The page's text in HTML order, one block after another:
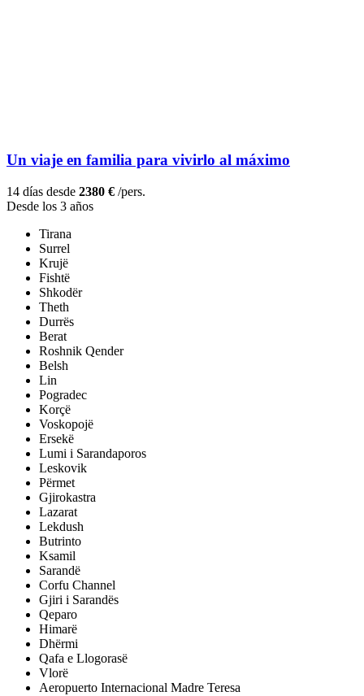
Un viaje en familia para vivirlo al máximo
14 días desde 2380 € /pers.
Desde los 3 años
Tirana
Surrel
Krujë
Fishtë
Shkodër
Theth
Durrës
Berat
Roshnik Qender
Belsh
Lin
Pogradec
Korçë
Voskopojë
Ersekë
Lumi i Sarandaporos
Leskovik
Përmet
Gjirokastra
Lazarat
Lekdush
Butrinto
Ksamil
Sarandë
Corfu Channel
Gjiri i Sarandës
Qeparo
Himarë
Dhërmi
Qafa e Llogorasë
Vlorë
Aeropuerto Internacional Madre Teresa